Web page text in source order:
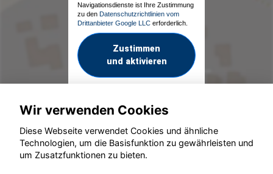
Navigationsdienste ist Ihre Zustimmung
zu den Datenschutzrichtlinien vom
Drittanbieter Google LLC erforderlich.
Zustimmen
und aktivieren
© konjunkturmotor.de GmbH 2020 - 2026
Wir verwenden Cookies
Diese Webseite verwendet Cookies und ähnliche
Technologien, um die Basisfunktion zu gewährleisten und
um Zusatzfunktionen zu bieten.